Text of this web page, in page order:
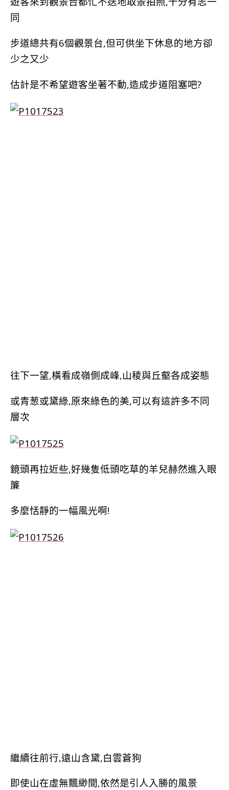
同
步道總共有6個觀景台,但可供坐下休息的地方卻
少之又少
估計是不希望遊客坐著不動,造成步道阻塞吧?
往下一望,橫看成嶺側成峰,山稜與丘壑各成姿態
或青葱或黛綠,原來綠色的美,可以有這許多不同
層次
鏡頭再拉近些,好幾隻低頭吃草的羊兒赫然進入眼
簾
多麼恬靜的一幅風光啊!
繼續往前行,遠山含黛,白雲蒼狗
即使山在虛無飄緲間,依然是引人入勝的風景